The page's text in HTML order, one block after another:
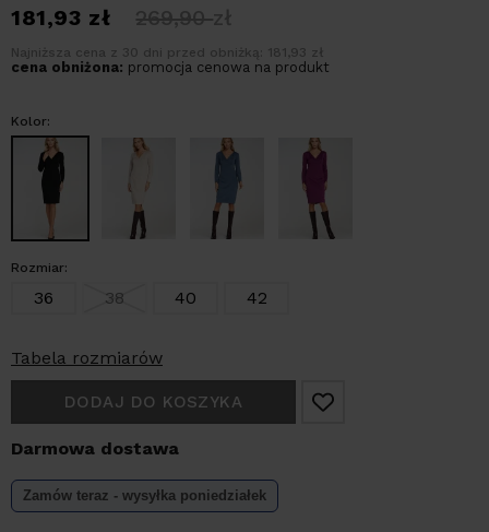
181,93 zł 269,90zł
Najniższa cena z 30 dni przed obniżką: 181,93 zł
cena obniżona: promocja cenowa na produkt
Kolor:
Rozmiar:
36 38 40 42
Tabela rozmiarów
DODAJ DO KOSZYKA
Darmowa dostawa
Zamów teraz - wysyłka poniedziałek